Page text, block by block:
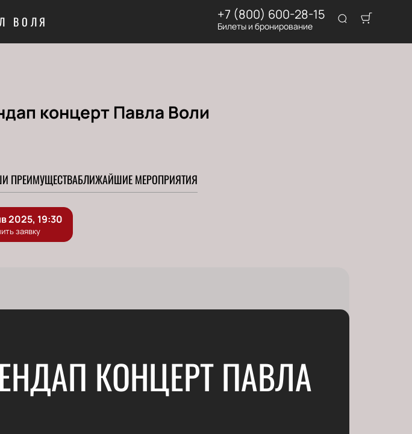
ВОЛЯ +7 (800) 600-28-15
Билеты и бронирование
концерт Павла Воли
ПРЕИМУЩЕСТВАБЛИЖАЙШИЕ МЕРОПРИЯТИЯ
КОНЦЕРТ ПАВЛА